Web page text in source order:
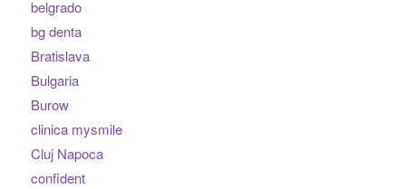
belgrado
bg denta
Bratislava
Bulgaria
Burow
clinica mysmile
Cluj Napoca
confident